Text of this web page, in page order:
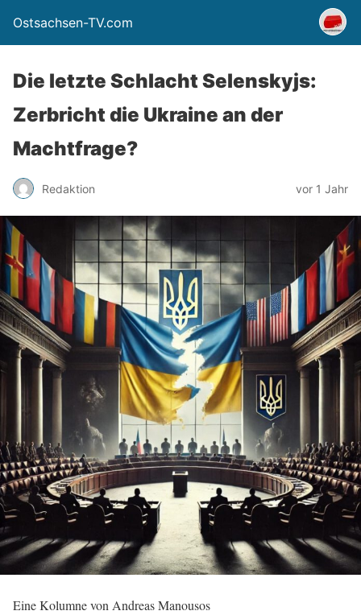
Ostsachsen-TV.com
Die letzte Schlacht Selenskyjs:
Zerbricht die Ukraine an der
Machtfrage?
Redaktion vor 1 Jahr
Eine Kolumne von Andreas Manousos